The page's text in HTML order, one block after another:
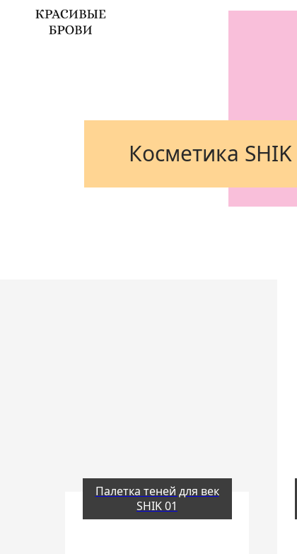
Косметика SHIK
Палетка теней для век
SHIK 01